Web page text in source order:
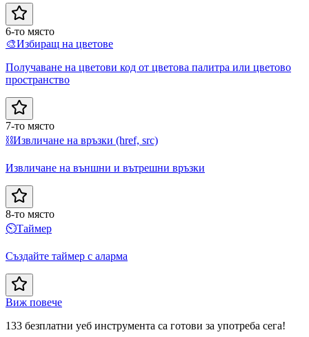
6-то място
🎨Избиращ на цветове
Получаване на цветови код от цветова палитра или цветово
пространство
7-то място
⛓️Извличане на връзки (href, src)
Извличане на външни и вътрешни връзки
8-то място
⏲️Таймер
Създайте таймер с аларма
Виж повече
133 безплатни уеб инструмента са готови за употреба сега!